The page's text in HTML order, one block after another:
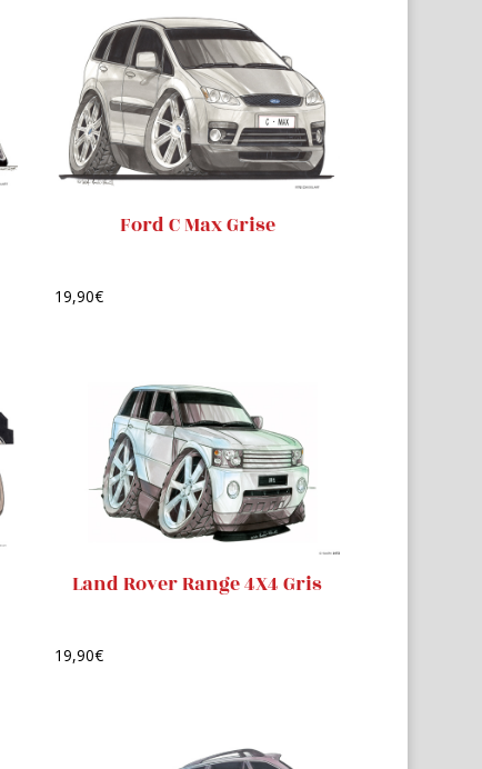
Ford C Max Grise
19,90€
Land Rover Range 4X4 Gris
19,90€